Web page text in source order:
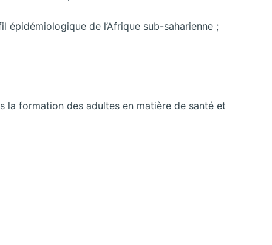
de l’Afrique sub-saharienne ;
la formation des adultes en matière de santé et